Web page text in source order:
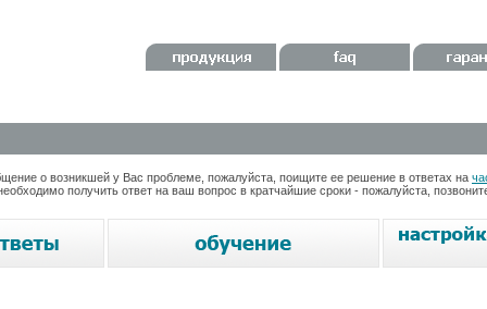
о возникшей у Вас проблеме, пожалуйста, поищите ее решение в ответах на
получить ответ на ваш вопрос в кратчайшие сроки - пожалуйста,